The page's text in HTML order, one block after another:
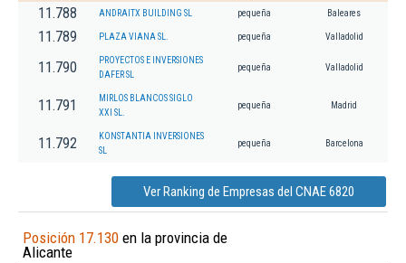
11.788 ANDRAITX BUILDING SL pequeña Baleares
11.789 PLAZA VIANA SL. pequeña Valladolid
11.790
PROYECTOS E INVERSIONES
DAFER SL
pequeña Valladolid
11.791
MIRLOS BLANCOS SIGLO
XXI SL.
pequeña Madrid
11.792
KONSTANTIA INVERSIONES
SL
pequeña Barcelona
Ver Ranking de Empresas del CNAE 6820
Posición 17.130 en la provincia de
Alicante